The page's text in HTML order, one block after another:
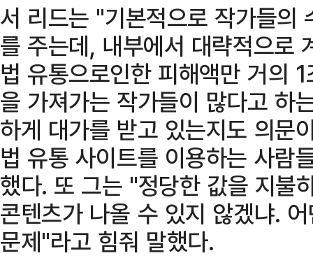
서 리드는 "기본적으로 작가들의
를 주는데, 내부에서 대략적으로
법 유통으로인한 피해액만 거의
을 가져가는 작가들이 많다고 하
하게 대가를 받고 있는지도 의문
법 유통 사이트를 이용하는 사람
했다. 또 그는 "정당한 값을 지불
콘텐츠가 나올 수 있지 않겠냐.
문제"라고 힘줘 말했다.